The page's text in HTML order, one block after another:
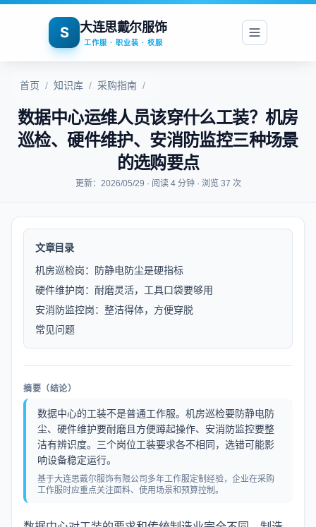
S 大连思戴尔服饰
工作服 · 职业装 · 校服
首页 / 知识库 / 采购指南 /
数据中心运维人员该穿什么工装？机房
巡检、硬件维护、安消防监控三种场景
的选购要点
更新：2026/05/29 · 阅读 4 分钟 · 浏览 37 次
文章目录
机房巡检岗：防静电防尘是硬指标
硬件维护岗：耐磨灵活，工具口袋要够用
安消防监控岗：整洁得体，方便穿脱
常见问题
摘要（结论）
数据中心的工装不是普通工作服。机房巡检要防静电防
尘、硬件维护要耐磨且方便蹲起操作、安消防监控要整
洁有辨识度。三个岗位工装要求各不相同，选错可能影
响设备稳定运行。
基于大连思戴尔服饰有限公司多年工作服定制经验，企业在采购
工作服时应重点关注面料、使用场景和预算控制。